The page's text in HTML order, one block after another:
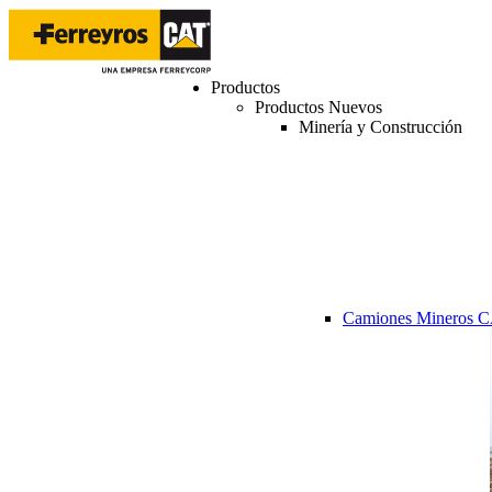
Productos
Productos Nuevos
Minería y Construcción
Camiones Mineros